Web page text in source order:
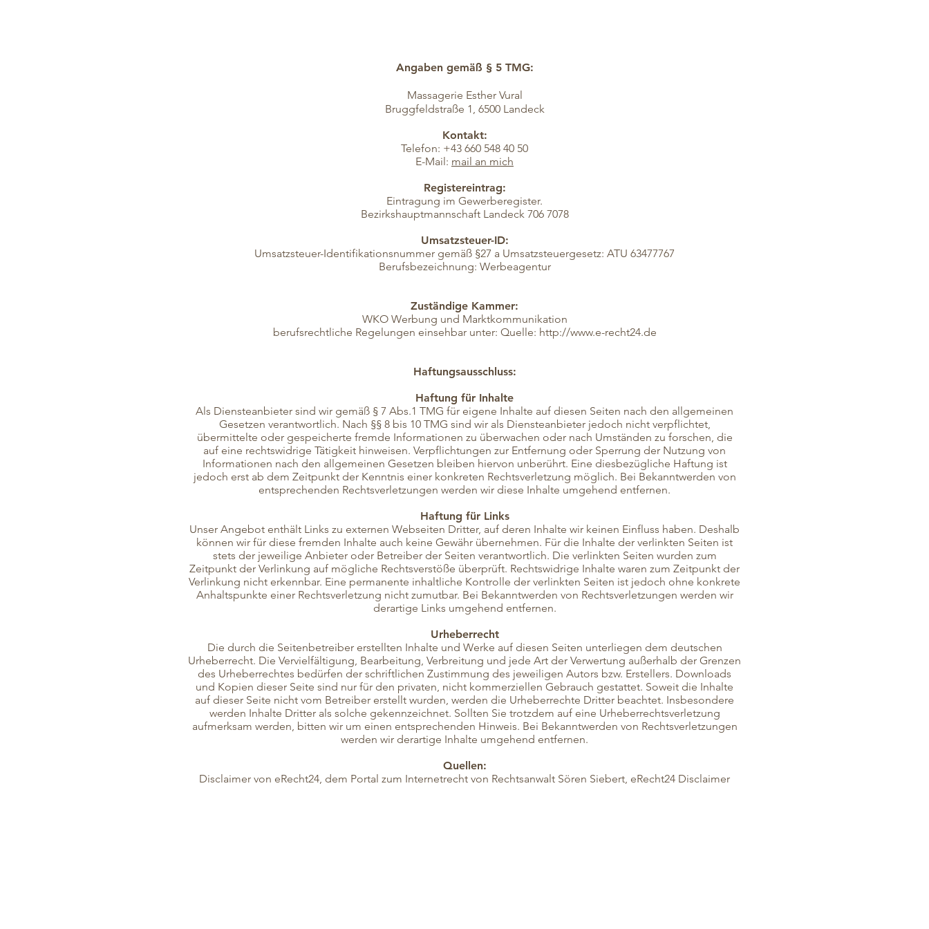
Angaben gemäß § 5 TMG:
Massagerie Esther Vural
Bruggfeldstraße 1, 6500 Landeck
Kontakt:
Telefon: +43 660 548 40 50
E-Mail: mail an mich
Registereintrag:
Eintragung im Gewerberegister.
Bezirkshauptmannschaft Landeck 706 7078
Umsatzsteuer-ID:
Umsatzsteuer-Identifikationsnummer gemäß §27 a Umsatzsteuergesetz: ATU 63477767
Berufsbezeichnung: Werbeagentur
Zuständige Kammer:
WKO Werbung und Marktkommunikation
berufsrechtliche Regelungen einsehbar unter: Quelle: http://www.e-recht24.de
Haftungsausschluss:
Haftung für Inhalte
Als Diensteanbieter sind wir gemäß § 7 Abs.1 TMG für eigene Inhalte auf diesen Seiten nach den allgemeinen
Gesetzen verantwortlich. Nach §§ 8 bis 10 TMG sind wir als Diensteanbieter jedoch nicht verpflichtet,
übermittelte oder gespeicherte fremde Informationen zu überwachen oder nach Umständen zu forschen, die
auf eine rechtswidrige Tätigkeit hinweisen. Verpflichtungen zur Entfernung oder Sperrung der Nutzung von
Informationen nach den allgemeinen Gesetzen bleiben hiervon unberührt. Eine diesbezügliche Haftung ist
jedoch erst ab dem Zeitpunkt der Kenntnis einer konkreten Rechtsverletzung möglich. Bei Bekanntwerden von
entsprechenden Rechtsverletzungen werden wir diese Inhalte umgehend entfernen.
Haftung für Links
Unser Angebot enthält Links zu externen Webseiten Dritter, auf deren Inhalte wir keinen Einfluss haben. Deshalb
können wir für diese fremden Inhalte auch keine Gewähr übernehmen. Für die Inhalte der verlinkten Seiten ist
stets der jeweilige Anbieter oder Betreiber der Seiten verantwortlich. Die verlinkten Seiten wurden zum
Zeitpunkt der Verlinkung auf mögliche Rechtsverstöße überprüft. Rechtswidrige Inhalte waren zum Zeitpunkt der
Verlinkung nicht erkennbar. Eine permanente inhaltliche Kontrolle der verlinkten Seiten ist jedoch ohne konkrete
Anhaltspunkte einer Rechtsverletzung nicht zumutbar. Bei Bekanntwerden von Rechtsverletzungen werden wir
derartige Links umgehend entfernen.
Urheberrecht
Die durch die Seitenbetreiber erstellten Inhalte und Werke auf diesen Seiten unterliegen dem deutschen
Urheberrecht. Die Vervielfältigung, Bearbeitung, Verbreitung und jede Art der Verwertung außerhalb der Grenzen
des Urheberrechtes bedürfen der schriftlichen Zustimmung des jeweiligen Autors bzw. Erstellers. Downloads
und Kopien dieser Seite sind nur für den privaten, nicht kommerziellen Gebrauch gestattet. Soweit die Inhalte
auf dieser Seite nicht vom Betreiber erstellt wurden, werden die Urheberrechte Dritter beachtet. Insbesondere
werden Inhalte Dritter als solche gekennzeichnet. Sollten Sie trotzdem auf eine Urheberrechtsverletzung
aufmerksam werden, bitten wir um einen entsprechenden Hinweis. Bei Bekanntwerden von Rechtsverletzungen
werden wir derartige Inhalte umgehend entfernen.
Quellen:
Disclaimer von eRecht24, dem Portal zum Internetrecht von Rechtsanwalt Sören Siebert, eRecht24 Disclaimer